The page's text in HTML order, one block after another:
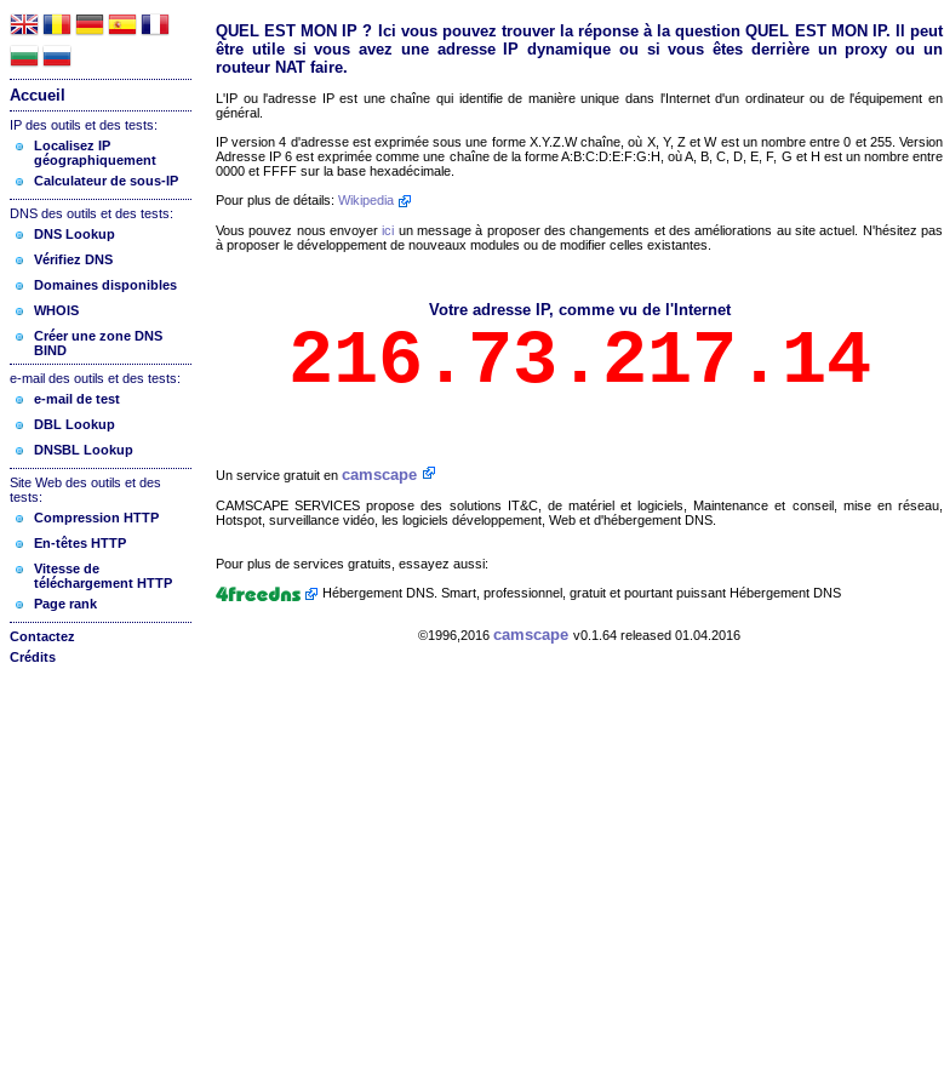
Accueil
IP des outils et des tests:
Localisez IP
géographiquement
Calculateur de sous-IP
DNS des outils et des tests:
DNS Lookup
Vérifiez DNS
Domaines disponibles
WHOIS
Créer une zone DNS
BIND
e-mail des outils et des tests:
e-mail de test
DBL Lookup
DNSBL Lookup
Site Web des outils et des
tests:
Compression HTTP
En-têtes HTTP
Vitesse de
téléchargement HTTP
Page rank
Contactez
Crédits
QUEL EST MON IP ? Ici vous pouvez trouver la réponse à la question QUEL EST MON IP. Il peut
être utile si vous avez une adresse IP dynamique ou si vous êtes derrière un proxy ou un
routeur NAT faire.
L'IP ou l'adresse IP est une chaîne qui identifie de manière unique dans l'Internet d'un ordinateur ou de l'équipement en
général.
IP version 4 d'adresse est exprimée sous une forme X.Y.Z.W chaîne, où X, Y, Z et W est un nombre entre 0 et 255. Version
Adresse IP 6 est exprimée comme une chaîne de la forme A:B:C:D:E:F:G:H, où A, B, C, D, E, F, G et H est un nombre entre
0000 et FFFF sur la base hexadécimale.
Pour plus de détails: Wikipedia
Vous pouvez nous envoyerici un message à proposer des changements et des améliorations au site actuel. N'hésitez pas
à proposer le développement de nouveaux modules ou de modifier celles existantes.
Votre adresse IP, comme vu de l'Internet
216.73.217.14
Un service gratuit en camscape
CAMSCAPE SERVICES propose des solutions IT&C, de matériel et logiciels, Maintenance et conseil, mise en réseau,
Hotspot, surveillance vidéo, les logiciels développement, Web et d'hébergement DNS.
Pour plus de services gratuits, essayez aussi:
Hébergement DNS. Smart, professionnel, gratuit et pourtant puissant Hébergement DNS
©1996,2016 camscape v0.1.64 released 01.04.2016